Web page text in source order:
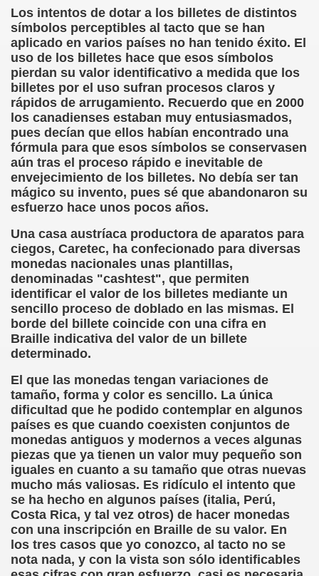
Los intentos de dotar a los billetes de distintos
símbolos perceptibles al tacto que se han
aplicado en varios países no han tenido éxito. El
uso de los billetes hace que esos símbolos
pierdan su valor identificativo a medida que los
billetes por el uso sufran procesos claros y
rápidos de arrugamiento. Recuerdo que en 2000
los canadienses estaban muy entusiasmados,
pues decían que ellos habían encontrado una
fórmula para que esos símbolos se conservasen
aún tras el proceso rápido e inevitable de
envejecimiento de los billetes. No debía ser tan
mágico su invento, pues sé que abandonaron su
esfuerzo hace unos pocos años.
Una casa austríaca productora de aparatos para
ciegos, Caretec, ha confecionado para diversas
monedas nacionales unas plantillas,
denominadas "cashtest", que permiten
identificar el valor de los billetes mediante un
sencillo proceso de doblado en las mismas. El
borde del billete coincide con una cifra en
Braille indicativa del valor de un billete
determinado.
El que las monedas tengan variaciones de
tamaño, forma y color es sencillo. La única
dificultad que he podido contemplar en algunos
países es que cuando coexisten conjuntos de
monedas antiguos y modernos a veces algunas
piezas que ya tienen un valor muy pequeño son
iguales en cuanto a su tamaño que otras nuevas
mucho más valiosas. Es ridículo el intento que
se ha hecho en algunos países (italia, Perú,
Costa Rica, y tal vez otros) de hacer monedas
con una inscripción en Braille de su valor. En
los tres casos que yo conozco, al tacto no se
nota nada, y con la vista son sólo identificables
la Luz (Alberto Gil)
(Francesc Miñana)
Suárez Santana)
no latino (Pedro Zurita)
Zurita, Ex Secretario Unión Mundial de Ciegos (Pedro
Ex Secretari Unió Mundial de Cecs, català (Pedro
del Monumento a Luis Braille, 1980 (editora
Baquero, Conferencia (David López)
de Obstáculos (Juurmaa, J.)
de Escritura Táctil para Lectores con Ceguera o
de Hombres Ilustres de París (César Puente)
150è Aniversari mort de Louis Braille (CPB de l'ONCE a
Maestro (F. Javier Bernal García)
Vicente (F. Javier Bernal)
Paz)
Figueroa)
(Puri Águila)
las Oposiciones (Elena Rodrigo)
(Luis Eduardo Martínez)